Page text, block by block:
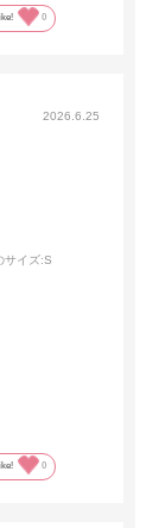
0
2026.6.25
サイズ:S
ます
0